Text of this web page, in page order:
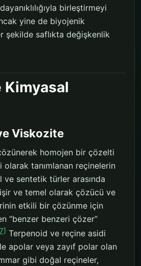
birleştirmeyi
yine de biyojenik
şekilde saflıkta değişkenlik
Kimyasal
Viskozite
homojen bir çözelti
tanımlanan reçinelerin
sentetik türler arasında
ve temel olarak çözücü ve
etkili bir çözünme için
“benzer benzeri çözer”
Terpenoid ve reçine asidi
apolar veya zayıf polar olan
gibi doğal reçineler,